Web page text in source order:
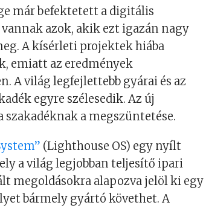
már befektetett a digitális
azok, akik ezt igazán nagy
A kísérleti projektek hiába
emiatt az eredmények
A világ legfejlettebb gyárai és az
egyre szélesedik. Az új
szakadéknak a megszüntetése.
(Lighthouse OS) egy nyílt
a világ legjobban teljesítő ipari
megoldásokra alapozva jelöl ki egy
bármely gyártó követhet. A